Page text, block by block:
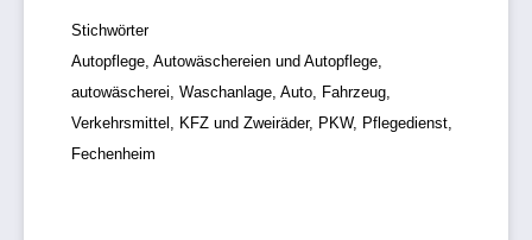
Stichwörter
Autopflege, Autowäschereien und Autopflege,
autowäscherei, Waschanlage, Auto, Fahrzeug,
Verkehrsmittel, KFZ und Zweiräder, PKW, Pflegedienst,
Fechenheim